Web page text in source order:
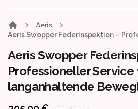
Aeris
Aeris Swopper Federinspektion –
Aeris Swopper
Professioneller Service
langanhaltende
Product information